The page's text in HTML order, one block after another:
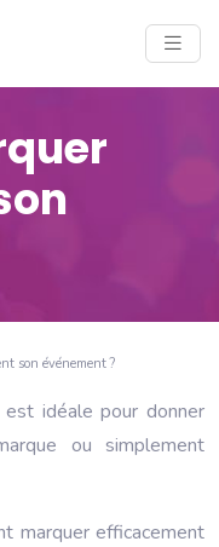
son événement ?
idéale pour donner
ou simplement
marquer efficacement